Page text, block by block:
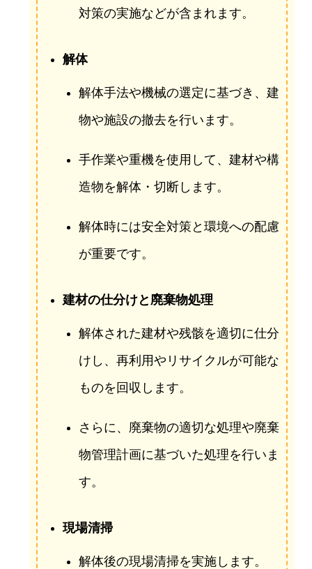
対策の実施などが含まれます。
解体
解体手法や機械の選定に基づき、建
物や施設の撤去を行います。
手作業や重機を使用して、建材や構
造物を解体・切断します。
解体時には安全対策と環境への配慮
が重要です。
建材の仕分けと廃棄物処理
解体された建材や残骸を適切に仕分
けし、再利用やリサイクルが可能な
ものを回収します。
さらに、廃棄物の適切な処理や廃棄
物管理計画に基づいた処理を行いま
す。
現場清掃
解体後の現場清掃を実施します。